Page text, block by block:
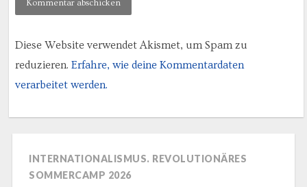
Diese Website verwendet Akismet, um Spam zu
reduzieren. Erfahre, wie deine Kommentardaten
verarbeitet werden.
INTERNATIONALISMUS. REVOLUTIONÄRES
SOMMERCAMP 2026